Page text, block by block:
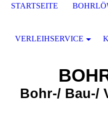
Bohr-/ Bau-/
STARTSEITE
VERLEIHSERVICE